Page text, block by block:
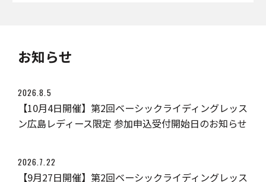
お知らせ
2026.8.5
【10月4日開催】第2回ベーシックライディングレッス
ン広島レディース限定 参加申込受付開始日のお知らせ
2026.7.22
【9月27日開催】第2回ベーシックライディングレッス